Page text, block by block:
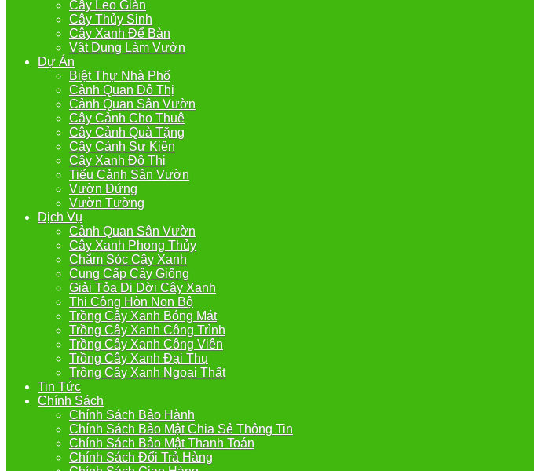
Cây Leo Giàn
Cây Thủy Sinh
Cây Xanh Để Bàn
Vật Dụng Làm Vườn
Dự Án
Biệt Thự Nhà Phố
Cảnh Quan Đô Thị
Cảnh Quan Sân Vườn
Cây Cảnh Cho Thuê
Cây Cảnh Quà Tặng
Cây Cảnh Sự Kiện
Cây Xanh Đô Thị
Tiểu Cảnh Sân Vườn
Vườn Đứng
Vườn Tường
Dịch Vụ
Cảnh Quan Sân Vườn
Cây Xanh Phong Thủy
Chắm Sóc Cây Xanh
Cung Cấp Cây Giống
Giải Tỏa Di Dời Cây Xanh
Thi Công Hòn Non Bộ
Trồng Cây Xanh Bóng Mát
Trồng Cây Xanh Công Trình
Trồng Cây Xanh Công Viên
Trồng Cây Xanh Đại Thụ
Trồng Cây Xanh Ngoại Thất
Tin Tức
Chính Sách
Chính Sách Bảo Hành
Chính Sách Bảo Mật Chia Sẻ Thông Tin
Chính Sách Bảo Mật Thanh Toán
Chính Sách Đổi Trả Hàng